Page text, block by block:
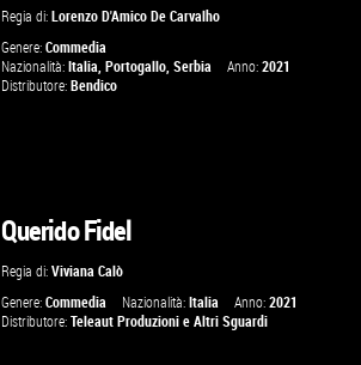
Regia di:Lorenzo D'Amico De Carvalho
Genere:Commedia
Nazionalità:Italia ,Portogallo ,Serbia Anno:2021
Distributore:Bendico
Querido Fidel
Regia di:Viviana Calò
Genere:Commedia Nazionalità:Italia Anno:2021
Distributore:Teleaut Produzioni eAltri Sguardi